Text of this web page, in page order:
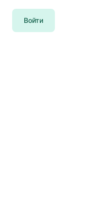
Войти